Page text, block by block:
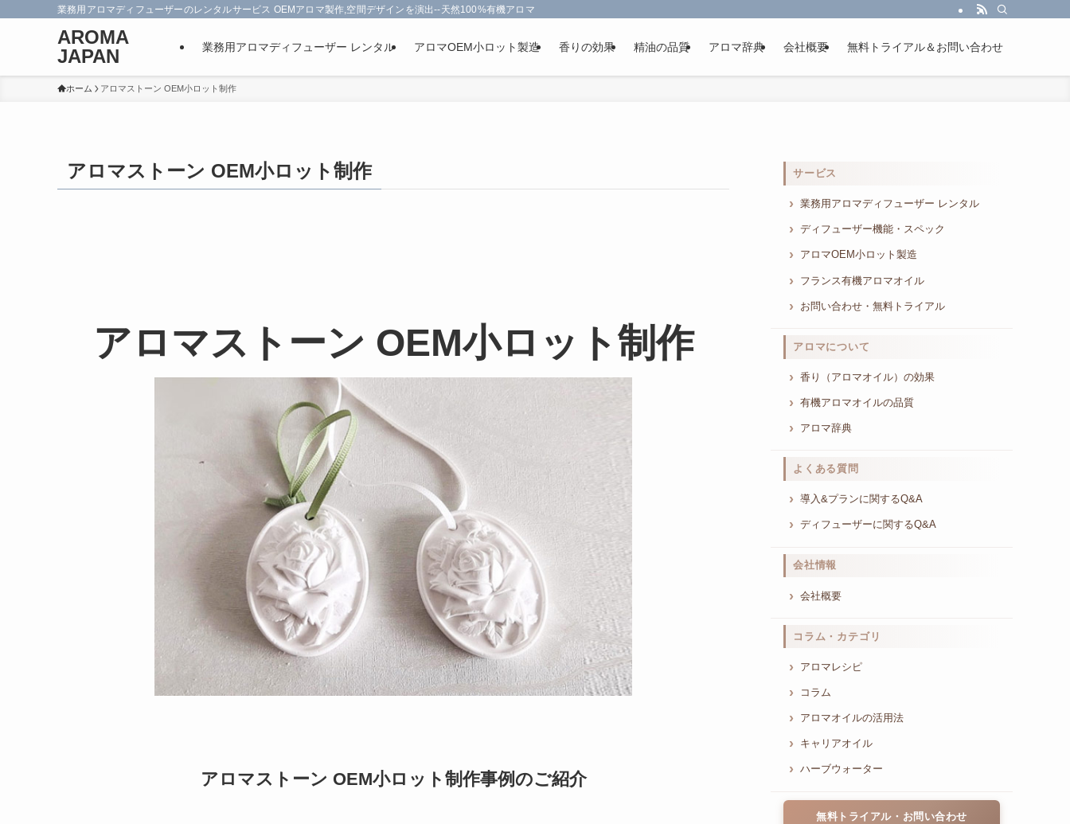
業務用アロマディフューザーのレンタルサービス OEMアロマ製作,空間デザインを演出--天然100%有機アロマオイルを使用-フランス政府認定
AROMA
JAPAN
業務用アロマディフューザー レンタル アロマOEM小ロット製造 香りの効果 精油の品質 アロマ辞典 会社概要 無料トライアル＆お問い合わせ
ホーム アロマストーン OEM小ロット制作
アロマストーン OEM小ロット制作
アロマストーン OEM小ロット制作
アロマストーン OEM小ロット制作事例のご紹介
サービス
業務用アロマディフューザー レンタル
ディフューザー機能・スペック
アロマOEM小ロット製造
フランス有機アロマオイル
お問い合わせ・無料トライアル
アロマについて
香り（アロマオイル）の効果
有機アロマオイルの品質
アロマ辞典
よくある質問
導入&プランに関するQ&A
ディフューザーに関するQ&A
会社情報
会社概要
コラム・カテゴリ
アロマレシピ
コラム
アロマオイルの活用法
キャリアオイル
ハーブウォーター
無料トライアル・お問い合わせ